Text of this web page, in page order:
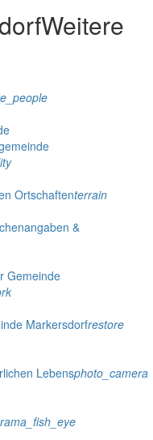
Weitere
Ortschaftenterrain
&
Gemeinde
Markersdorfrestore
Lebensphoto_camera